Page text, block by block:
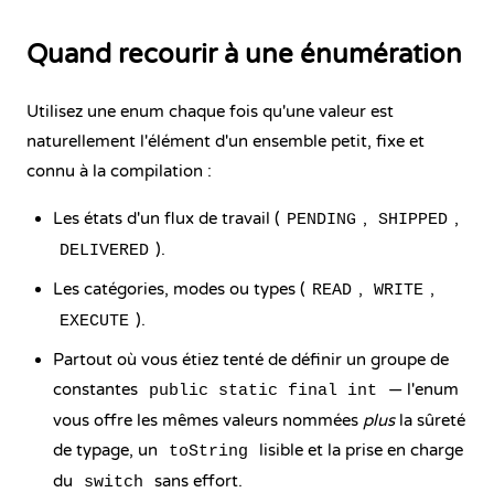
Quand recourir à une énumération
Utilisez une enum chaque fois qu'une valeur est
naturellement l'élément d'un ensemble petit, fixe et
connu à la compilation :
Les états d'un flux de travail ( PENDING , SHIPPED ,
DELIVERED ).
Les catégories, modes ou types ( READ , WRITE ,
EXECUTE ).
Partout où vous étiez tenté de définir un groupe de
constantes
public static final int
— l'enum
vous offre les mêmes valeurs nommées plusla sûreté
de typage, un
toString
lisible et la prise en charge
du
switch sans effort.